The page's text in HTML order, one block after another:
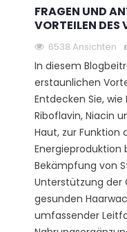
FRAGEN UND
VORTEILEN
6538 Ansichten
In diesem
erstaunlichen
Entdecken Sie,
Riboflavin, Niacin
Haut, zur Funktion
Energieproduktion
Bekämpfung von
Unterstützung der
gesunden
umfassender